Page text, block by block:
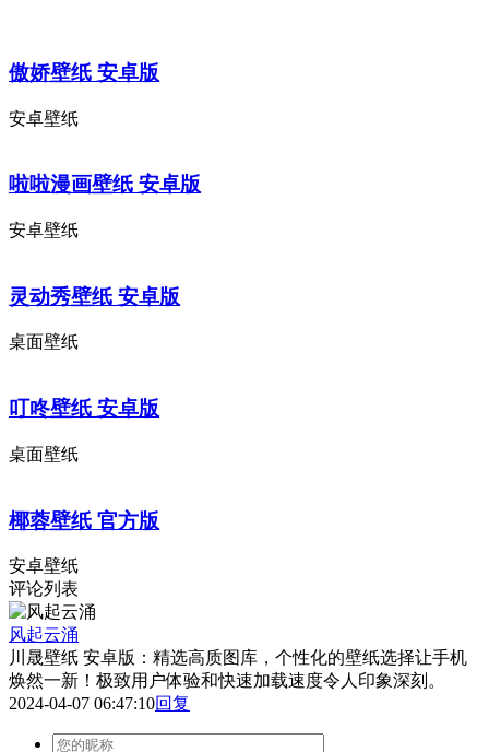
傲娇壁纸 安卓版
安卓壁纸
啦啦漫画壁纸 安卓版
安卓壁纸
灵动秀壁纸 安卓版
桌面壁纸
叮咚壁纸 安卓版
桌面壁纸
椰蓉壁纸 官方版
安卓壁纸
评论列表
风起云涌
川晟壁纸 安卓版：精选高质图库，个性化的壁纸选择让手机
焕然一新！极致用户体验和快速加载速度令人印象深刻。
2024-04-07 06:47:10回复